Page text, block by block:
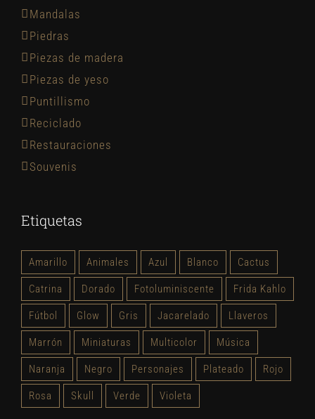
Mandalas
Piedras
Piezas de madera
Piezas de yeso
Puntillismo
Reciclado
Restauraciones
Souvenis
Etiquetas
Amarillo Animales Azul Blanco Cactus
Catrina Dorado Fotoluminiscente Frida Kahlo
Fútbol Glow Gris Jacarelado Llaveros
Marrón Miniaturas Multicolor Música
Naranja Negro Personajes Plateado Rojo
Rosa Skull Verde Violeta